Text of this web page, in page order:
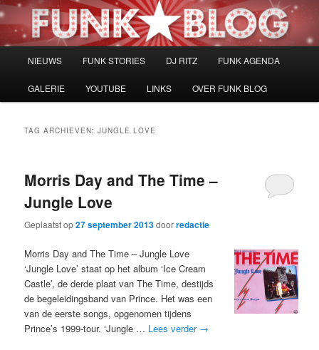
Spring
naar
Spring
naar
NIEUWS FUNK STORIES DJ RITZ FUNK AGENDA
GALERIE YOUTUBE LINKS OVER FUNK BLOG
TAG ARCHIEVEN:JUNGLE LOVE
Morris Day and The Time –
Jungle Love
Geplaatst op27 september 2013doorredactie
Morris Day and The Time – Jungle Love
‘Jungle Love’ staat op het album ‘Ice Cream
Castle’, de derde plaat van The Time, destijds
de begeleidingsband van Prince. Het was een
van de eerste songs, opgenomen tijdens
Prince’s 1999-tour. ‘Jungle … Lees verder →